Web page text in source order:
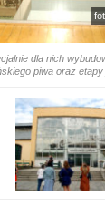
dla nich
piwa oraz etapy